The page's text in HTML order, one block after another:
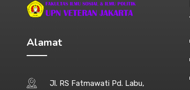
Alamat
Jl. RS Fatmawati Pd. Labu,